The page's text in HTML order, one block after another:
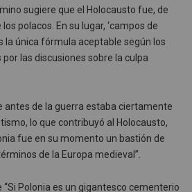
sugiere que el Holocausto fue, de
polacos. En su lugar, ‘campos de
la única fórmula aceptable según los
las discusiones sobre la culpa
antes de la guerra estaba ciertamente
lo que contribuyó al Holocausto,
fue en su momento un bastión de
de la Europa medieval”.
Polonia es un gigantesco cementerio